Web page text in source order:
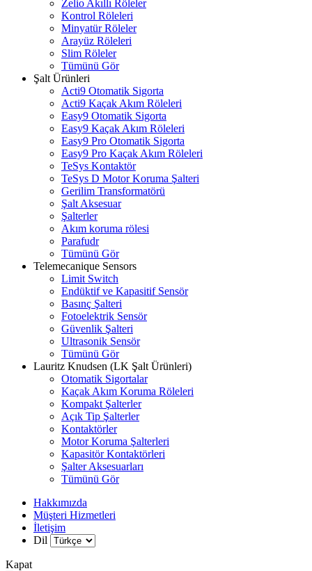
Zelio Akıllı Röleler
Kontrol Röleleri
Minyatür Röleler
Arayüz Röleleri
Slim Röleler
Tümünü Gör
Şalt Ürünleri
Acti9 Otomatik Sigorta
Acti9 Kaçak Akım Röleleri
Easy9 Otomatik Sigorta
Easy9 Kaçak Akım Röleleri
Easy9 Pro Otomatik Sigorta
Easy9 Pro Kaçak Akım Röleleri
TeSys Kontaktör
TeSys D Motor Koruma Şalteri
Gerilim Transformatörü
Şalt Aksesuar
Şalterler
Akım koruma rölesi
Parafudr
Tümünü Gör
Telemecanique Sensors
Limit Switch
Endüktif ve Kapasitif Sensör
Basınç Şalteri
Fotoelektrik Sensör
Güvenlik Şalteri
Ultrasonik Sensör
Tümünü Gör
Lauritz Knudsen (LK Şalt Ürünleri)
Otomatik Sigortalar
Kaçak Akım Koruma Röleleri
Kompakt Şalterler
Açık Tip Şalterler
Kontaktörler
Motor Koruma Şalterleri
Kapasitör Kontaktörleri
Şalter Aksesuarları
Tümünü Gör
Hakkımızda
Müşteri Hizmetleri
İletişim
Dil
Kapat